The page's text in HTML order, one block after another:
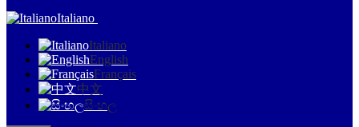
Italiano
Italiano
English
Français
中文
සිංහල